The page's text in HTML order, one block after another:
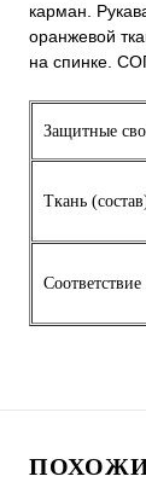
карман.
оранжевой
на спинке.
Защитные
Ткань